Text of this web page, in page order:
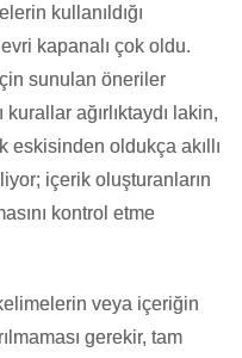
kullanıldığı
kapanalı çok oldu.
sunulan öneriler
kurallar ağırlıktaydı lakin,
eskisinden oldukça akıllı
içerik oluşturanların
kontrol etme
veya içeriğin
gerekir, tam